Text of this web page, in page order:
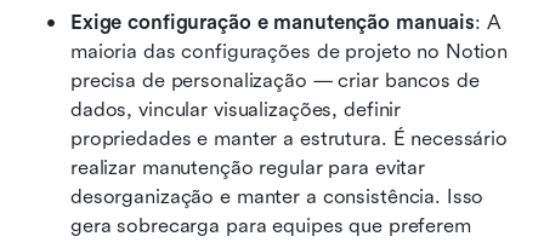
Exige configuração e manutenção manuais: A
maioria das configurações de projeto no Notion
precisa de personalização — criar bancos de
dados, vincular visualizações, definir
propriedades e manter a estrutura. É necessário
realizar manutenção regular para evitar
desorganização e manter a consistência. Isso
gera sobrecarga para equipes que preferem